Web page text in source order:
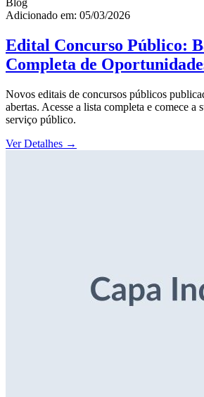
Adicionado em: 05/03/2026
Edital Concurso Público:
Completa de
Novos editais de concursos públicos
abertas. Acesse a lista completa e comece a
serviço público.
Ver Detalhes →